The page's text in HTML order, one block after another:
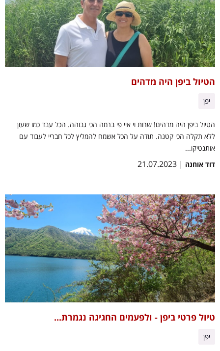
הטיול ביפן היה מדהים
יפן
הטיול ביפן היה מדהים! שרות וי איי פי ברמה הכי גבוהה. הכל עבד כמו שעון
ללא תקלה הכי קטנה. תודה על הכל אשמח להמליץ לכל חבריי לעבוד עם
אותנטיקו...
דוד אוחנה | 21.07.2023
טיול פרטי ביפן - ולפעמים החגיגה נגמרת...
יפן